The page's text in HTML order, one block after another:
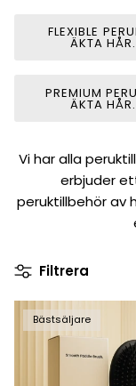
FLEXIBLE
ÄKTA HÅR.
PREMIUM
ÄKTA HÅR.
Vi har alla
erbjuder
peruktillbehör av
Filtrera
Bästsäljare